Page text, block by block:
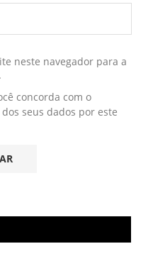
neste navegador para a
concorda com o
seus dados por este